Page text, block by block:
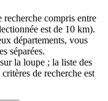
compris entre
est de 10 km).
départements, vous
séparées.
la loupe ; la liste des
de recherche est